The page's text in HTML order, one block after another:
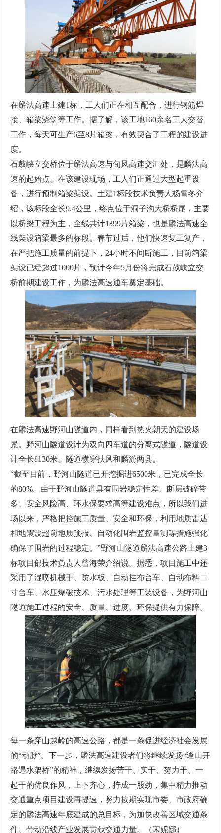
在麟法高速土建1标，工人们正在相互配合，进行钢筋焊
接、箱梁浇筑等工作。据了解，该工地160余名工人交替
工作，每天可生产6至8片箱梁，有效契合了工程的建设进
度。
石鼓峡立交桥位于麟法高速与旬凤高速交汇处，是麟法高
速的起始点。在该建设现场，工人们正通过大型起重设
备，进行预制箱梁架设。土建1标段技术负责人杨雪冬介
绍，该标段全长9.4公里，终点位于洞子沟大桥桥尾，主要
以桥梁工程为主，全线共计1899片箱梁，也是麟法高速全
线架设箱梁最多的标段。春节过后，他们快速复工复产，
在严把施工质量的前提下，24小时不间断施工，目前箱梁
架设已经超过1000片，预计今年5月份将完成石鼓峡立交
桥前期建设工作，为麟法高速通车奠定基础。
在麟法高速野河山隧道内，同样看到热火朝天的建设场
景。野河山隧道设计为双向四车道的分离式隧道，隧道设
计全长8130米。隧道横穿扶风和麟游两县。
“截至目前，野河山隧道已开挖掘进6500米，已完成全长
的80%。由于野河山隧道具有围岩稳定性差、断层破碎带
多、安全风险高、环水保要求高等建设难点，所以我们进
场以来，严格把控施工质量、安全和环保，利用地质雷达
和地震波超前地质预报、自动化围岩监控量测等措施强化
确保了围岩的过程稳定。”野河山隧道麟法高速公路土建3
标项目部技术负责人曾海荣介绍说。据悉，项目施工中还
采用了湿喷机械手、防水板、自动挂布台车、自动布料二
寸台车、水压爆破技术、污水处理等工装设备，为野河山
隧道施工过程的安全、质量、进度、环保提供有力保障。
每一条穿山越岭的高速公路，都是一条促进经济社会发展
的“动脉”。下一步，麟法高速建设者们将继续发扬“逢山开
路遇水架桥”的精神，继续发扬苦干、实干、努力干、一
起干的优良作风，上下齐心，拧成一股劲，集中精力推动
交通重点项目建设再提速，努力按期实现市委、市政府确
定的麟法高速年底建成的总目标，为加快改善区域交通条
件、带动沿线产业发展贡献交通力量。（宋妮娜）